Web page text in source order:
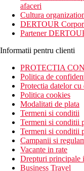
afaceri
Cultura
DERTOUR
Partener
Informatii pentru clienti
PROTECTIA
Politica de
Protectia datelor cu
Politica cookies
Modalitati de plata
Termeni si conditii
Termeni si conditii
Termeni si conditii
Campanii si
Vacante in rate
Drepturi principale
Business Travel